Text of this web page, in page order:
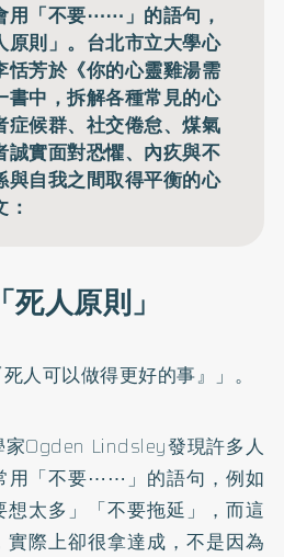
用「不要⋯⋯」的語句，
原則」。台北市立大學心
恬芳於《你的心靈雞湯需
書中，拆解各種常見的心
症候群、社交倦怠、煤氣
誠實面對恐懼、內疚與不
與自我之間取得平衡的心
人原則」
人可以做得更好的事』」。
Ogden Lindsley發現許多人
用「不要⋯⋯」的語句，例如
想太多」「不要拖延」，而這
際上卻很拿達成，不是因為